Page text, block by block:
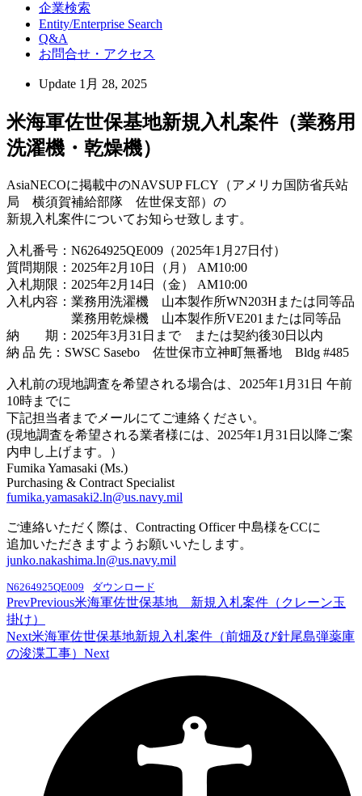
企業検索
Entity/Enterprise Search
Q&A
お問合せ・アクセス
Update 1月 28, 2025
米海軍佐世保基地新規入札案件（業務用
洗濯機・乾燥機）
AsiaNECOに掲載中のNAVSUP FLCY（アメリカ国防省兵站
局 横須賀補給部隊 佐世保支部）の
新規入札案件についてお知らせ致します。
入札番号：N6264925QE009（2025年1月27日付）
質問期限：2025年2月10日（月） AM10:00
入札期限：2025年2月14日（金） AM10:00
入札内容：業務用洗濯機 山本製作所WN203Hまたは同等品
業務用乾燥機 山本製作所VE201または同等品
納 期：2025年3月31日まで または契約後30日以内
納 品 先：SWSC Sasebo 佐世保市立神町無番地 Bldg #485
入札前の現地調査を希望される場合は、2025年1月31日 午前
10時までに
下記担当者までメールにてご連絡ください。
(現地調査を希望される業者様には、2025年1月31日以降ご案
内申し上げます。）
Fumika Yamasaki (Ms.)
Purchasing & Contract Specialist
fumika.yamasaki2.ln@us.navy.mil
ご連絡いただく際は、Contracting Officer 中島様をCCに
追加いただきますようお願いいたします。
junko.nakashima.ln@us.navy.mil
N6264925QE009 ダウンロード
PrevPrevious米海軍佐世保基地 新規入札案件（クレーン玉
掛け）
Next米海軍佐世保基地新規入札案件（前畑及び針尾島弾薬庫
の浚渫工事） Next